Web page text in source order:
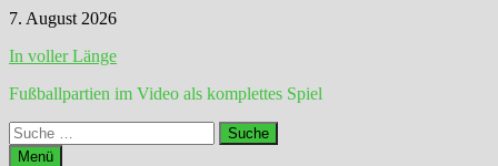
Zum
springen
7. August 2026
In voller Länge
Fußballpartien im Video als komplettes Spiel
Suche
nach:
Menü